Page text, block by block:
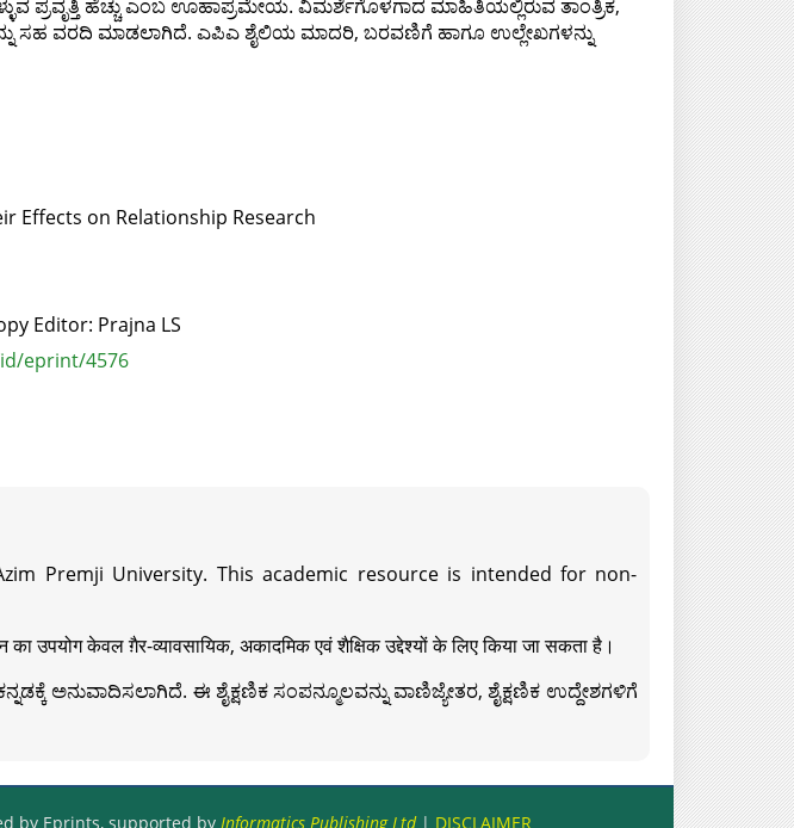
ಪ್ರವೃತ್ತಿ ಹೆಚ್ಚು ಎಂಬ ಊಹಾಪ್ರಮೇಯ. ವಿಮರ್ಶೆಗೊಳಗಾದ ಮಾಹಿತಿಯಲ್ಲಿರುವ ತಾಂತ್ರಿಕ,
ಸಹ ವರದಿ ಮಾಡಲಾಗಿದೆ. ಎಪಿಎ ಶೈಲಿಯ ಮಾದರಿ, ಬರವಣಿಗೆ ಹಾಗೂ ಉಲ್ಲೇಖಗಳನ್ನು
Effects on Relationship Research
Editor: Prajna LS
eprint/4576
Premji University. This academic resource is intended for non-
उपयोग केवल ग़ैर-व्यावसायिक, अकादमिक एवं शैक्षिक उद्देश्यों के लिए किया जा सकता है।
ಅನುವಾದಿಸಲಾಗಿದೆ. ಈ ಶೈಕ್ಷಣಿಕ ಸಂಪನ್ಮೂಲವನ್ನು ವಾಣಿಜ್ಯೇತರ, ಶೈಕ್ಷಣಿಕ ಉದ್ದೇಶಗಳಿಗೆ
by Eprints, supported by Informatics Publishing Ltd| DISCLAIMER